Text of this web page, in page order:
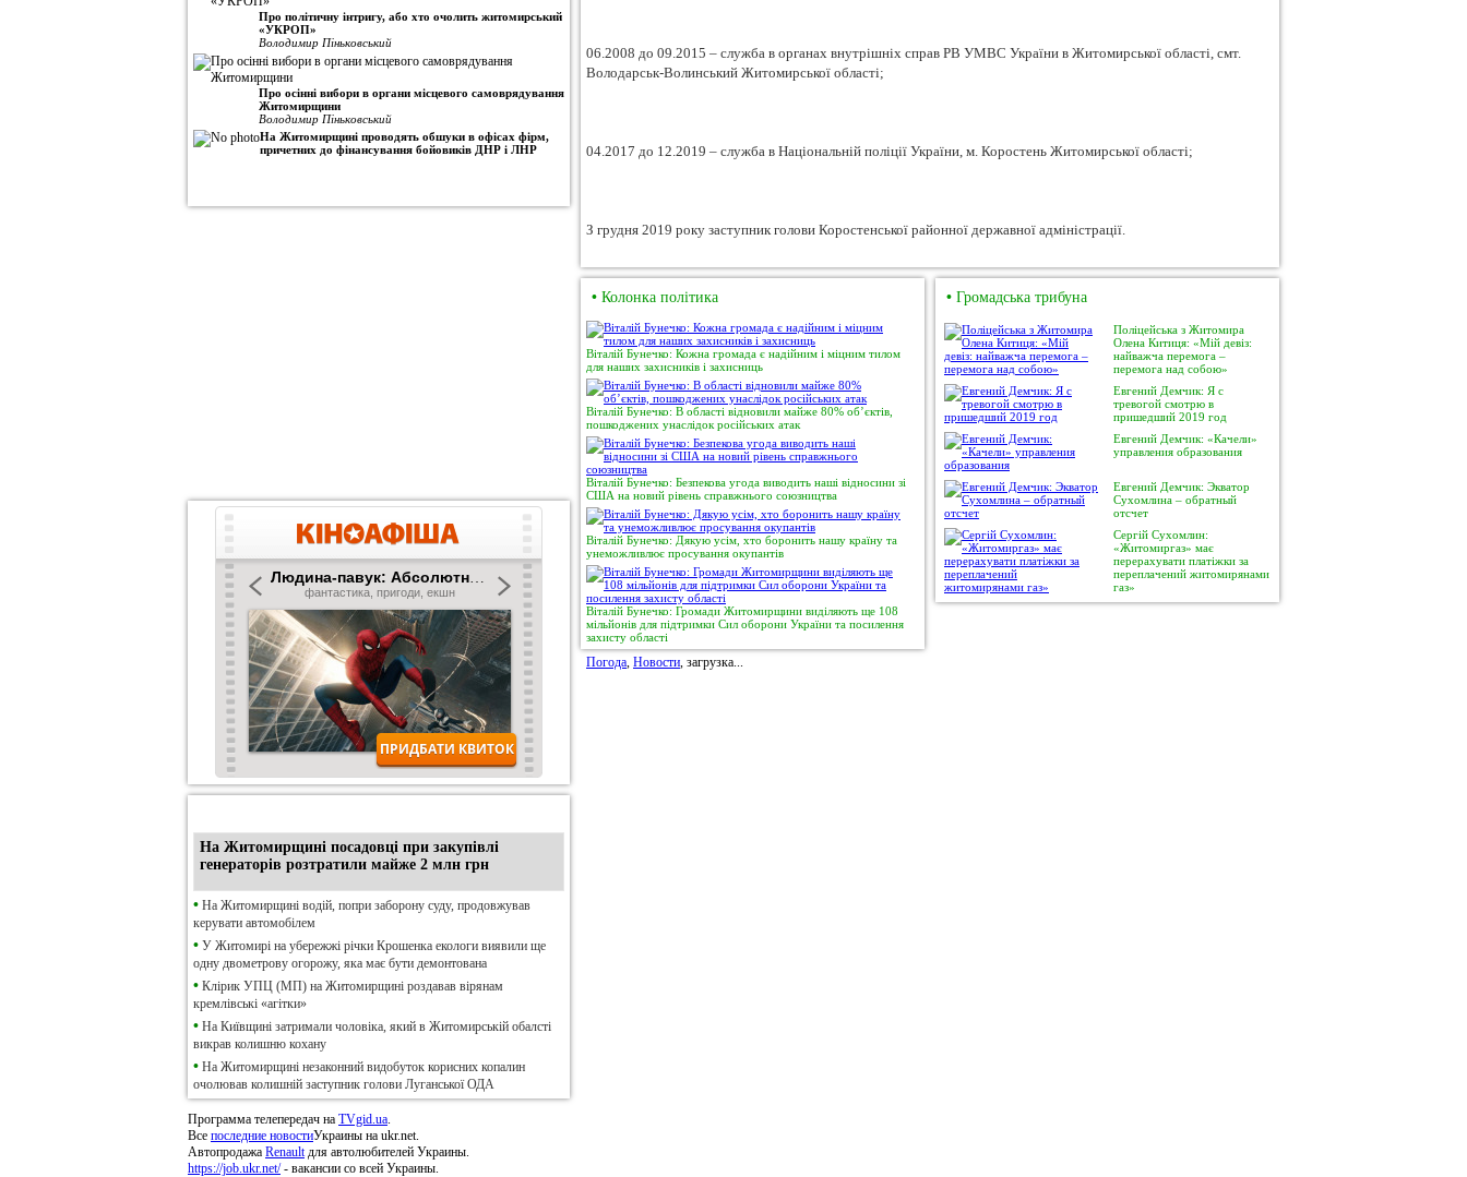
Про політичну інтригу, або хто очолить житомирський
«УКРОП»
Володимир Піньковський
Про осінні вибори в органи місцевого самоврядування
Житомирщини
Володимир Піньковський
На Житомирщині проводять обшуки в офісах фірм,
причетних до фінансування бойовиків ДНР і ЛНР
На Житомирщині посадовці при закупівлі
генераторів розтратили майже 2 млн грн
• На Житомирщині водій, попри заборону суду, продовжував
керувати автомобілем
• У Житомирі на убережжі річки Крошенка екологи виявили ще
одну двометрову огорожу, яка має бути демонтована
• Клірик УПЦ (МП) на Житомирщині роздавав вірянам
кремлівські «агітки»
• На Київщині затримали чоловіка, який в Житомирській обалсті
викрав колишню кохану
• На Житомирщині незаконний видобуток корисних копалин
очолював колишній заступник голови Луганської ОДА
Программа телепередач на TVgid.ua.
Все последние новостиУкраины на ukr.net.
Автопродажа Renaultдля автолюбителей Украины.
https://job.ukr.net/- вакансии со всей Украины.
06.2008 до 09.2015 – служба в органах внутрішніх справ РВ УМВС України в Житомирської області, смт.
Володарськ-Волинський Житомирської області;
04.2017 до 12.2019 – служба в Національній поліції України, м. Коростень Житомирської області;
З грудня 2019 року заступник голови Коростенської районної державної адміністрації.
• Колонка політика
Віталій Бунечко: Кожна громада є надійним і міцним тилом
для наших захисників і захисниць
Віталій Бунечко: В області відновили майже 80% об’єктів,
пошкоджених унаслідок російських атак
Віталій Бунечко: Безпекова угода виводить наші відносини зі
США на новий рівень справжнього союзництва
Віталій Бунечко: Дякую усім, хто боронить нашу країну та
унеможливлює просування окупантів
Віталій Бунечко: Громади Житомирщини виділяють ще 108
мільйонів для підтримки Сил оборони України та посилення
захисту області
• Громадська трибуна
Поліцейська з Житомира
Олена Китиця: «Мій девіз:
найважча перемога –
перемога над собою»
Евгений Демчик: Я с
тревогой смотрю в
пришедший 2019 год
Евгений Демчик: «Качели»
управления образования
Евгений Демчик: Экватор
Сухомлина – обратный
отсчет
Сергій Сухомлин:
«Житомиргаз» має
перерахувати платіжки за
переплачений житомирянами
газ»
Погода, Новости, загрузка...